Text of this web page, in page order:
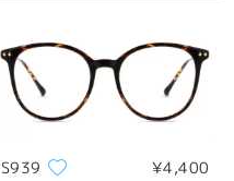
S939 ¥4,400